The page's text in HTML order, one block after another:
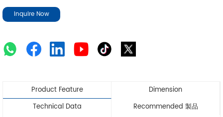
Inquire Now
Product Feature
Dimension
Technical Data
Recommended 製品